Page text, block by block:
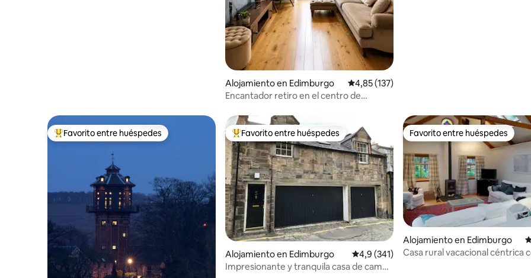
Alojamiento en Edimburgo Calificación promedio: 4,85 de 5. 137
4,85 (137)
Encantador retiro en el centro de
Favorito entre los huéspedes más destacados
Favorito entre huéspedes Favorito entre los huéspedes más destacados
Favorito entre huéspedes
Alojamiento en Edimburgo Calificación promedio: 4,9 de 5. 341
4,9 (341)
Impresionante y tranquila casa de campo
Favorito entre huéspedes
Favorito entre huéspedes
Alojamiento en Edimburgo
Casa rural vacacional céntrica